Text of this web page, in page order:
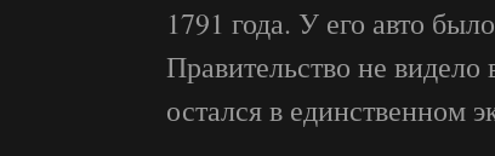
1791 года. У его авто
Правительство не видело
остался в единственном